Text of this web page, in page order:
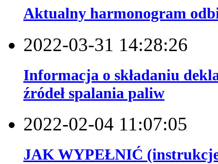
Aktualny harmonogram
2022-03-31 14:28:26
Informacja o składaniu
źródeł spalania paliw
2022-02-04 11:07:05
JAK WYPEŁNIĆ